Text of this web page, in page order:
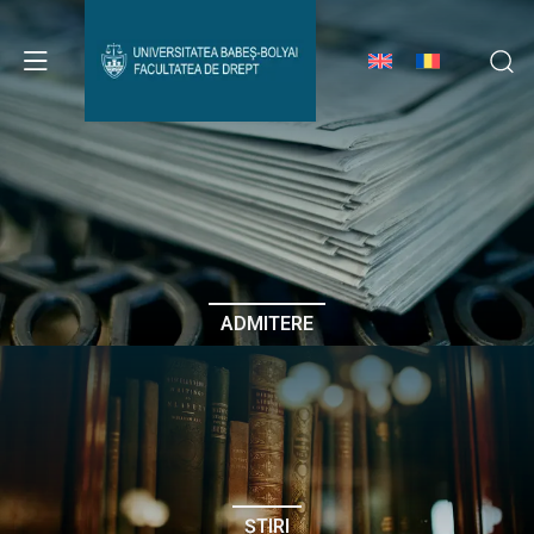
Avizier Studenți
Studii
Admitere
Erasmus & Internațional
Despre Facultate
ADMITERE
ȘTIRI